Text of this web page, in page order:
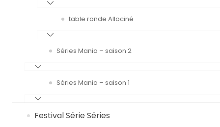
table ronde Allociné
Séries Mania – saison 2
Séries Mania – saison 1
Festival Série Séries